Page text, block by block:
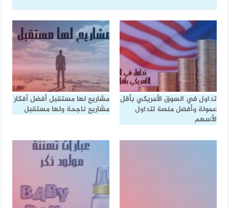
تداول في السوق الأمريكي بأقل
عمولة وأفضل منصة لتداول
الأسهم
مشاريع لها مستقبل أفضل أفكار
مشاريع ناجحة ولها مستقبل